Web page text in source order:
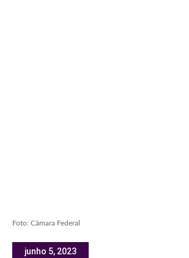
Foto: Câmara Federal
junho 5, 2023